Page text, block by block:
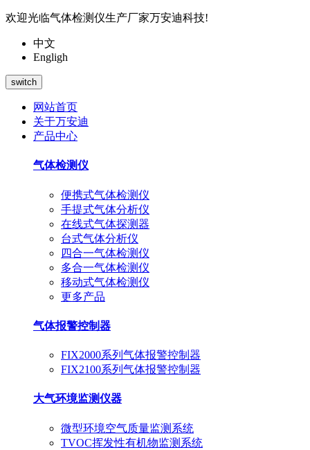
欢迎光临气体检测仪生产厂家万安迪科技!
中文
Engligh
switch
网站首页
关于万安迪
产品中心
气体检测仪
便携式气体检测仪
手提式气体分析仪
在线式气体探测器
台式气体分析仪
四合一气体检测仪
多合一气体检测仪
移动式气体检测仪
更多产品
气体报警控制器
FIX2000系列气体报警控制器
FIX2100系列气体报警控制器
大气环境监测仪器
微型环境空气质量监测系统
TVOC挥发性有机物监测系统